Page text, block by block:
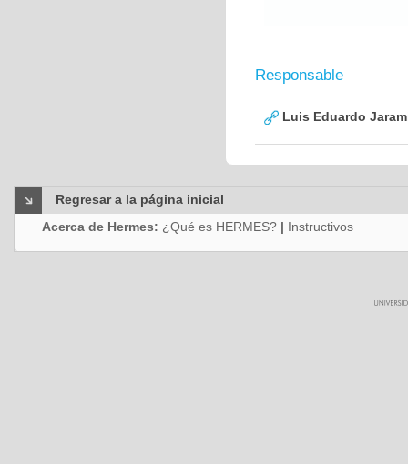
Responsable
Luis Eduardo
Regresar a la página inicial
Acerca de Hermes: ¿Qué es HERMES? | Instructivos